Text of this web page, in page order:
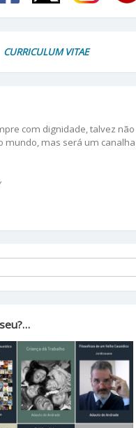
CURRICULUM VITAE
com dignidade, talvez não
mundo, mas será um